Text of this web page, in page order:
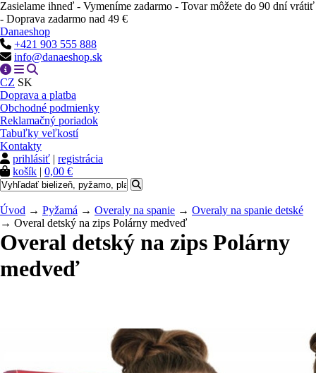
Zasielame ihneď - Vymeníme zadarmo - Tovar môžete do 90 dní vrátiť
- Doprava zadarmo nad 49 €
Danaeshop
+421 903 555 888
info@danaeshop.sk
CZ SK
Doprava a platba
Obchodné podmienky
Reklamačný poriadok
Tabuľky veľkostí
Kontakty
prihlásiť | registrácia
košík | 0,00 €
Úvod → Pyžamá → Overaly na spanie → Overaly na spanie detské
→ Overal detský na zips Polárny medveď
Overal detský na zips Polárny
medveď